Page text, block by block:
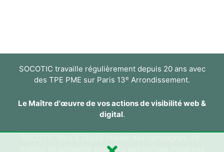
SOCOTIC travaille régulièrement depuis 20 ans avec
des TPE PME sur Paris 13e Arrondissement.
Le Maître d'œuvre de vos actions de visibilité web &
digital.
mailing de proximité pour des entreprises installées